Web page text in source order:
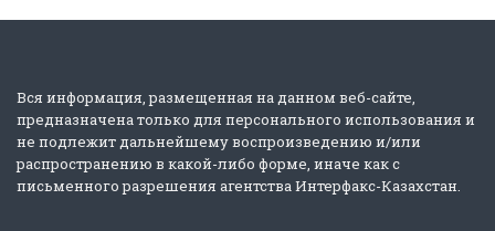
Вся информация, размещенная на данном веб-сайте,
предназначена только для персонального использования и
не подлежит дальнейшему воспроизведению и/или
распространению в какой-либо форме, иначе как с
письменного разрешения агентства Интерфакс-Казахстан.